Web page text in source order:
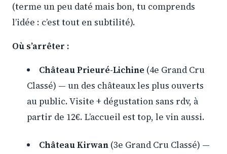
(terme un peu daté mais bon, tu comprends
l’idée : c’est tout en subtilité).
Où s’arrêter :
Château Prieuré-Lichine (4e Grand Cru
Classé) — un des châteaux les plus ouverts
au public. Visite + dégustation sans rdv, à
partir de 12€. L’accueil est top, le vin aussi.
Château Kirwan (3e Grand Cru Classé) —